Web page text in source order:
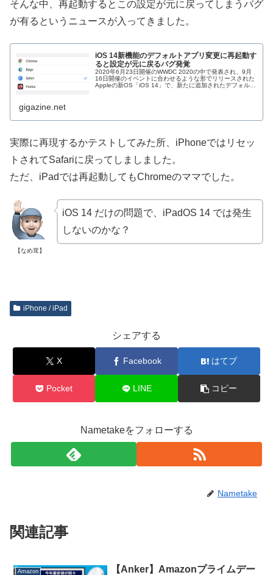
そんな中、再起動するとこの設定が元に戻ってしまうバグ
が有るというニュースが入ってきました。
iOS 14新機能のデフォルトアプリ変更に再起動す
ると設定が元に戻るバグ発覚
2020年6月23日開催のWWDC 2020の中で発表され、9月
16日開催のイベントに合わせるような形でリリースされた
Appleの新OS「iOS 14」で、新たに追加されたデフォルト
gigazine.net
実際に再現するかテストしてみた所、iPhoneではリセッ
トされてSafariに戻ってしましました。
ただ、iPadでは再起動してもChromeのママでした。
【なめ茸】
iOS 14 だけの問題で、iPadOS 14 では発生
しないのかな？
iPhone / iPad
シェアする
X Facebook はてブ
Pocket LINE コピー
Nametakeをフォローする
Nametake
関連記事
Amazon
【Anker】Amazonプライムデー